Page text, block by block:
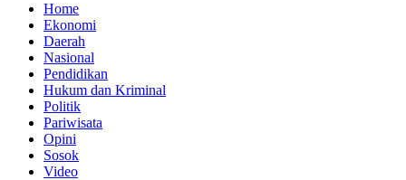
Home
Ekonomi
Daerah
Nasional
Pendidikan
Hukum dan Kriminal
Politik
Pariwisata
Opini
Sosok
Video